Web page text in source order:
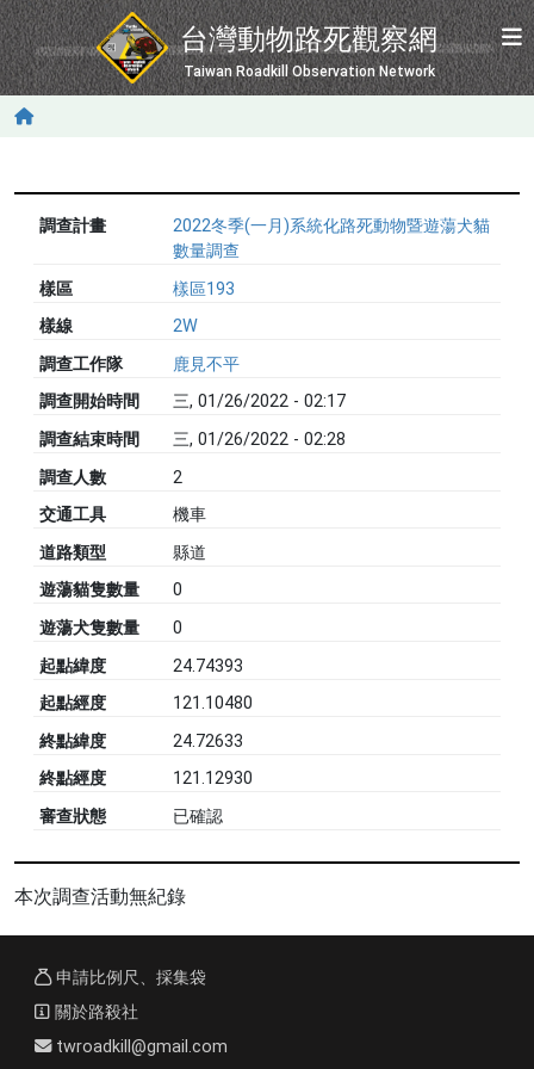
移至主內容
台灣動物路死觀察網
Taiwan Roadkill Observation Network
調查計畫
2022冬季(一月)系統化路死動物暨遊蕩犬貓
數量調查
樣區
樣區193
樣線
2W
調查工作隊
鹿見不平
調查開始時間
三, 01/26/2022 - 02:17
調查結束時間
三, 01/26/2022 - 02:28
調查人數
2
交通工具
機車
道路類型
縣道
遊蕩貓隻數量
0
遊蕩犬隻數量
0
起點緯度
24.74393
起點經度
121.10480
終點緯度
24.72633
終點經度
121.12930
審查狀態
已確認
本次調查活動無紀錄
申請比例尺、採集袋
關於路殺社
twroadkill@gmail.com